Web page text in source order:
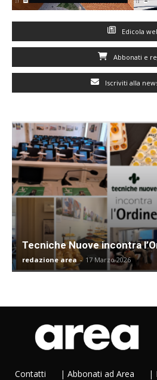
Edicola
Abbonati e
Iscriviti alla
Tecniche Nuove incontra
redazione area - 17 Marzo 2026
Contatti | Abbonati ad Area |